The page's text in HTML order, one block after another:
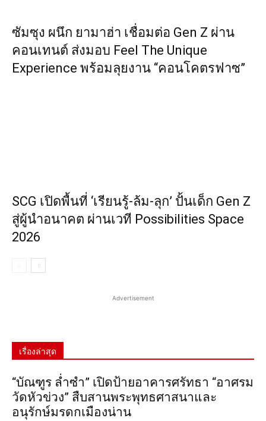
ซัมซุง ผนึก ยามาฮ่า เชื่อมต่อ Gen Z ผ่าน
คอนเทนต์ ส่งมอบ Feel The Unique
Experience พร้อมลุยงาน “คอนโคตรฟาซ”
SCG เปิดพื้นที่ ‘เรียนรู้-ล้ม-ลุก’ ปั้นเด็ก Gen Z
สู่ผู้นำอนาคต ผ่านเวที Possibilities Space
2026
Advertisement
เรื่องล่าสุด
“บัณฑูร ล่ำซำ” เปิดป้ายอาคารศรัทธา “อาศรม
วัดหัวข่วง” สืบสานพระพุทธศาสนาและ
อนุรักษ์มรดกเมืองน่าน